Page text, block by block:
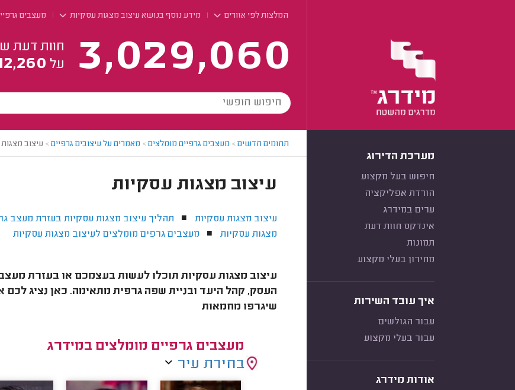
המלצות לפי אזורים מידע נוסף בנושא עיצוב מצגות עסקיות מעצבים
3,029,060
חוות דעת
על
מערכת הדירוג
חיפוש בעל מקצוע
הורדת אפליקציה
ערים במידרג
אינדקס חוות דעת
תמונות
מחירון בעלי מקצוע
איך עובד השירות
עבור הגולשים
עבור בעלי מקצוע
אודות מידרג
תחומים חדשים> מעצבים גרפיים מומלצים> מאמרים על עיצובים גרפיים> עיצוב
עיצוב מצגות עסקיות
עיצוב מצגות עסקיות ■ תהליך עיצוב מצגות עסקיות בעזרת מעצב
מצגות עסקיות
■ מעצבים גרפים מומלצים לעיצוב מצגות עסקיות
עיצוב מצגות עסקיות תוכלו לעשות בעצמכם או בעזרת מעצב
העסק, קהל היעד ובניית שפה גרפית מתאימה. כאן נציג
שיגרפו מחמאות
מעצבים גרפיים מומלצים במידרג
בחירת עיר